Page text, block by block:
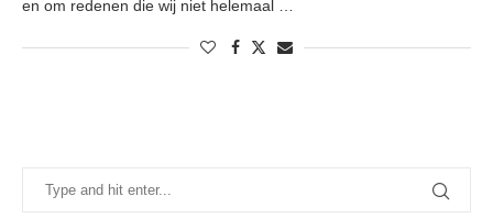
en om redenen die wij niet helemaal …